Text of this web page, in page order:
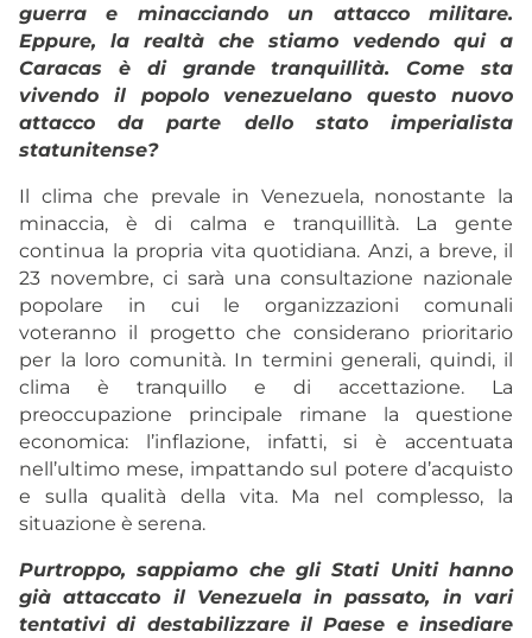
guerra e minacciando un attacco militare.
Eppure, la realtà che stiamo vedendo qui a
Caracas è di grande tranquillità. Come sta
vivendo il popolo venezuelano questo nuovo
attacco da parte dello stato imperialista
statunitense?
Il clima che prevale in Venezuela, nonostante la
minaccia, è di calma e tranquillità. La gente
continua la propria vita quotidiana. Anzi, a breve, il
23 novembre, ci sarà una consultazione nazionale
popolare in cui le organizzazioni comunali
voteranno il progetto che considerano prioritario
per la loro comunità. In termini generali, quindi, il
clima è tranquillo e di accettazione. La
preoccupazione principale rimane la questione
economica: l’inflazione, infatti, si è accentuata
nell’ultimo mese, impattando sul potere d’acquisto
e sulla qualità della vita. Ma nel complesso, la
situazione è serena.
Purtroppo, sappiamo che gli Stati Uniti hanno
già attaccato il Venezuela in passato, in vari
tentativi di destabilizzare il Paese e insediare